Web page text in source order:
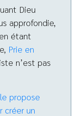
Dieu
approfondie,
étant
Prie en
n’est pas
propose
créer un